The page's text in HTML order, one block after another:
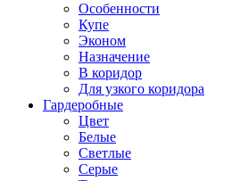
Особенности
Купе
Эконом
Назначение
В коридор
Для узкого коридора
Гардеробные
Цвет
Белые
Светлые
Серые